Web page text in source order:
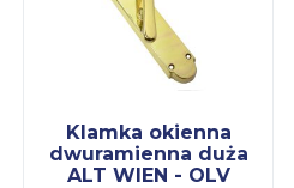
Klamka okienna
dwuramienna duża
ALT WIEN - OLV